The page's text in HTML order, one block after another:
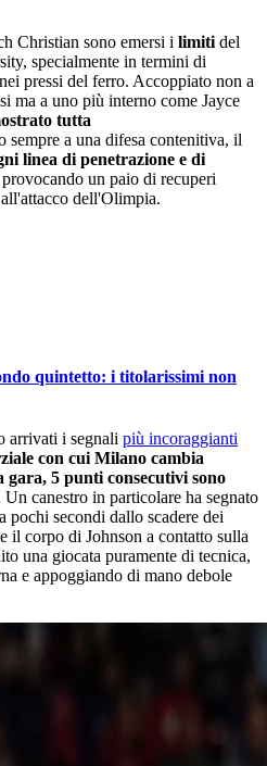
Christian sono emersi i limiti del
specialmente in termini di
pressi del ferro. Accoppiato non a
ma a uno più interno come Jayce
tutta
sempre a una difesa contenitiva, il
linea di penetrazione e di
un paio di recuperi
dell'Olimpia.
quintetto: i titolarissimi non
arrivati i segnali più incoraggianti
con cui Milano cambia
5 punti consecutivi sono
Un canestro in particolare ha segnato
pochi secondi dallo scadere dei
il corpo di Johnson a contatto sulla
una giocata puramente di tecnica,
e appoggiando di mano debole